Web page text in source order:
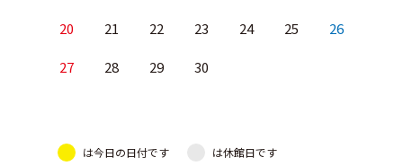
20 21 22 23 24 25 26
27 28 29 30
は今日の日付です は休館日です